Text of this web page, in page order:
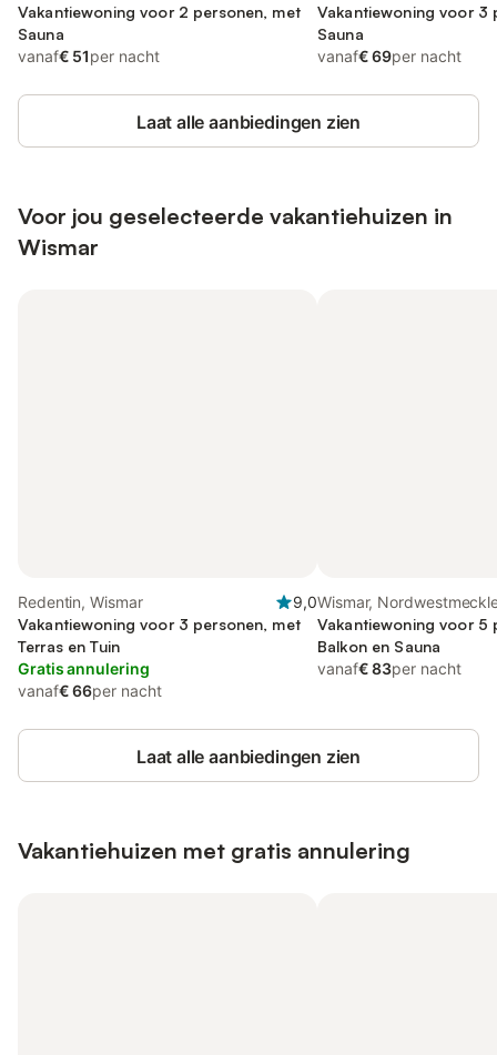
(Wismar en omgeving)
Vakantiewoning voor 2 personen, met
Sauna
vanaf€ 51per nacht
(Wismar en omgeving)
Vakantiewoning voor 3
Sauna
vanaf€ 69per nacht
Laat alle aanbiedingen zien
Voor jou geselecteerde vakantiehuizen in
Wismar
Redentin, Wismar
9,0
Vakantiewoning voor 3 personen, met
Terras en Tuin
Gratis annulering
vanaf€ 66per nacht
Wismar,
(Wismar en omgeving)
Vakantiewoning voor 5
Balkon en Sauna
vanaf€ 83per nacht
Laat alle aanbiedingen zien
Vakantiehuizen met gratis annulering